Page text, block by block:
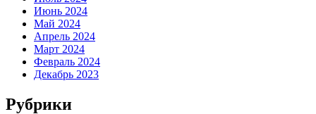
Июнь 2024
Май 2024
Апрель 2024
Март 2024
Февраль 2024
Декабрь 2023
Рубрики